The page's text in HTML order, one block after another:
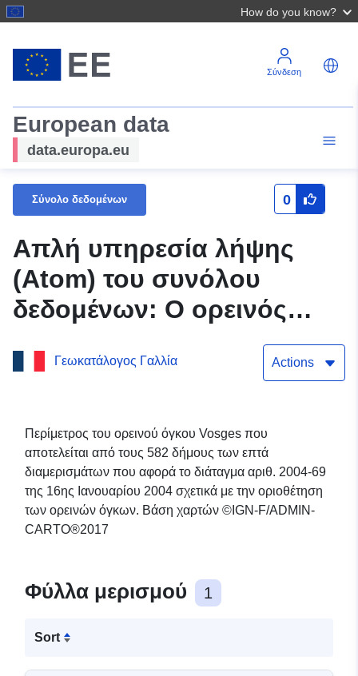
How do you know?
Σύνδεση
European data
data.europa.eu
Σύνολο δεδομένων 0
Απλή υπηρεσία λήψης
(Atom) του συνόλου
δεδομένων: Ο ορεινός
όγκος Vosgien σύμφωνα
με τον λεγόμενο νόμο περί
Γεωκατάλογος Γαλλία Actions
Περίμετρος του ορεινού όγκου Vosges που
αποτελείται από τους 582 δήμους των επτά
διαμερισμάτων που αφορά το διάταγμα αριθ. 2004-69
της 16ης Ιανουαρίου 2004 σχετικά με την οριοθέτηση
των ορεινών όγκων. Βάση χαρτών ©IGN-F/ADMIN-
CARTO®2017
Φύλλα μερισμού 1
Sort